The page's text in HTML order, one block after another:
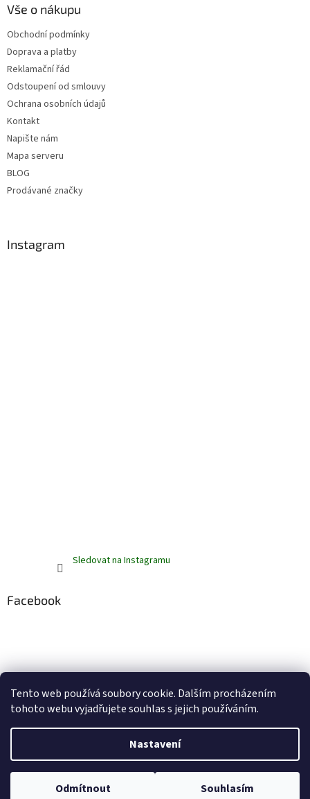
Tento web používá soubory cookie. Dalším procházením
tohoto webu vyjadřujete souhlas s jejich používáním.
Nastavení
Odmítnout Souhlasím
Vše o nákupu
Obchodní podmínky
Doprava a platby
Reklamační řád
Odstoupení od smlouvy
Ochrana osobních údajů
Kontakt
Napište nám
Mapa serveru
BLOG
Prodávané značky
Instagram
Sledovat na Instagramu
Facebook
Copyright 2026ZelenáZebra.cz. Všechna práva vyhrazena.Upravit